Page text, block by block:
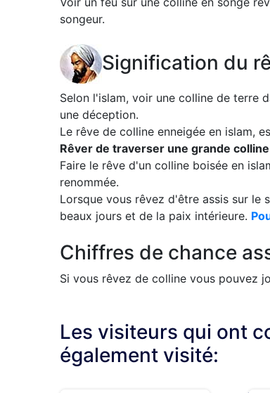
songeur.
Signification du
Selon l'islam, voir une colline de terre
une déception.
Le rêve de colline enneigée en islam,
Rêver de traverser une grande colline
Faire le rêve d'un colline boisée en
renommée.
Lorsque vous rêvez d'être assis sur le
beaux jours et de la paix intérieure.
Chiffres de chance
Si vous rêvez de colline vous pouvez
Les visiteurs qui ont
également visité: